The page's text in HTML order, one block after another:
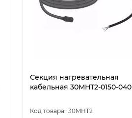
Секция нагревательная
кабельная 30МНТ2-0150-040
30МНТ2